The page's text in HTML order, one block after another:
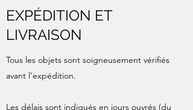
EXPÉDITION ET
LIVRAISON
Tous les objets sont soigneusement vérifiés
avant l’expédition.
Les délais sont indiqués en jours ouvrés (du